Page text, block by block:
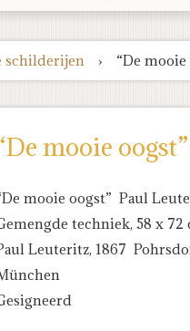
schilderijen › “De
mooie
mooie oogst” Paul
techniek, 58 x 72
Leuteritz, 1867